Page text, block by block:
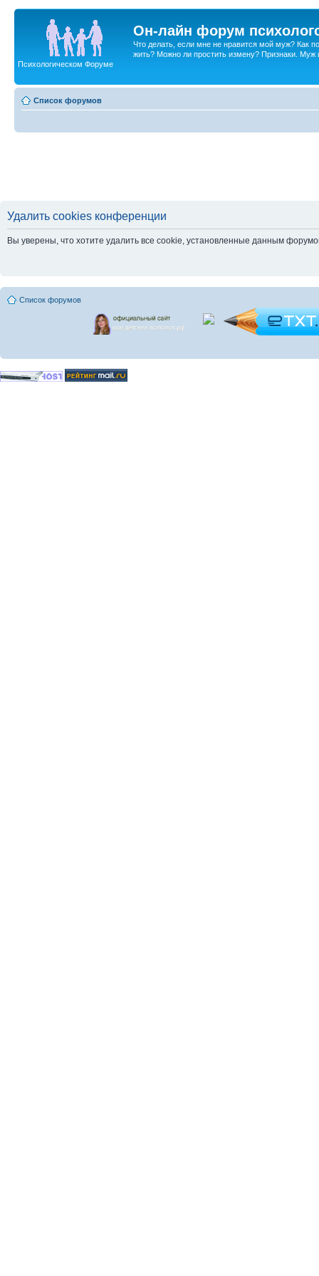
Он-лайн форум
Что делать, если мне не нравится мой муж? Как
жить? Можно ли простить измену? Признаки. Муж
Психологическом Форуме
Список форумов
Удалить cookies конференции
Вы уверены, что хотите удалить все cookie, установленные данным
Список форумов